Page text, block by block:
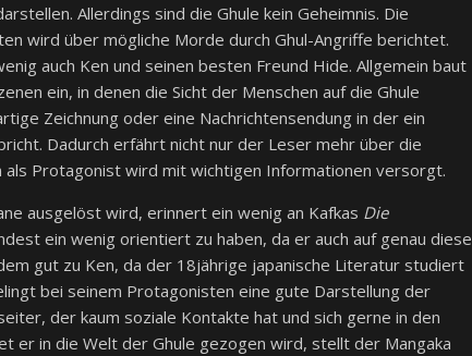
Allerdings sind die Ghule kein Geheimnis. Die
wird über mögliche Morde durch Ghul-Angriffe berichtet.
auch Ken und seinen besten Freund Hide. Allgemein baut
ein, in denen die Sicht der Menschen auf die Ghule
Zeichnung oder eine Nachrichtensendung in der ein
Dadurch erfährt nicht nur der Leser mehr über die
als Protagonist wird mit wichtigen Informationen versorgt.
ausgelöst wird, erinnert ein wenig an Kafkas Die
ein wenig orientiert zu haben, da er auch auf genau diese
gut zu Ken, da der 18jährige japanische Literatur studiert
bei seinem Protagonisten eine gute Darstellung der
der kaum soziale Kontakte hat und sich gerne in den
er in die Welt der Ghule gezogen wird, stellt der Mangaka